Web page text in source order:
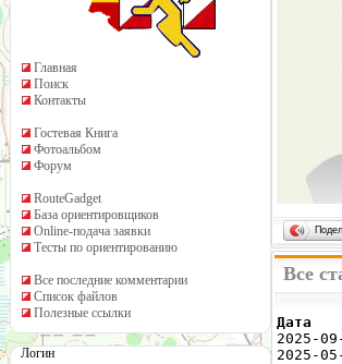
Главная
Поиск
Контакты
Гостевая Книга
Фотоальбом
Форум
RouteGadget
База ориентировщиков
Online-подача заявки
Тесты по ориентированию
Все последние комментарии
Список файлов
Полезные ссылки
Логин
Все
Дата
2025-
2025-